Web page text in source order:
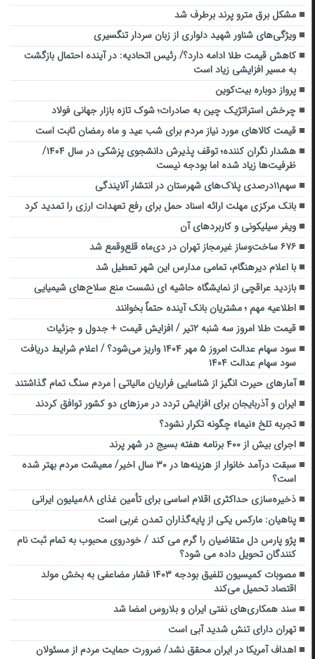
مشکل برق مترو پرند برطرف شد
ویژگی‌های شناور شهید دلواری از زبان سردار تنگسیری
کاهش قیمت طلا ادامه دارد؟/ رئیس اتحادیه: در آینده احتمال بازگشت
به مسیر افزایشی زیاد است
پرواز دوباره بیت‌کوین
چرخش استراتژیک چین به صادرات؛ شوک تازه بازار جهانی فولاد
قیمت کالاهای مورد نیاز مردم برای شب عید و ماه رمضان ثابت است
هشدار نگران کننده؛ توقف پذیرش دانشجوی پزشکی در سال ۱۴۰۴/
ظرفیت‌ها زیاد شده اما بودجه نیست
سهم۱۱درصدی پلاک‌های شهرستان در انتشار آلایندگی
بانک مرکزی مهلت ارائه اسناد حمل برای رفع تعهدات ارزی را تمدید کرد
ویفر سیلیکونی و کاربردهای آن
۶۷۶ ساخت‌وساز غیرمجاز تهران در دی‌ماه قلع‌وقمع شد
با اعلام دیرهنگام، تمامی مدارس این شهر تعطیل شد
بازدید عراقچی از نمایشگاه حاشیه ای نشست منع سلاح‌های شیمیایی
اطلاعیه مهم ؛ مشتریان بانک آینده حتماً بخوانند
قیمت طلا امروز سه شنبه ۲تیر / افزایش قیمت + جدول و جزئیات
سود سهام عدالت امروز ۵ مهر ۱۴۰۴ واریز می‌شود؟ / اعلام شرایط دریافت
سود سهام عدالت ۱۴۰۴
آمارهای حیرت‌ انگیز از شناسایی فراریان مالیاتی | مردم سنگ تمام گذاشتند
ایران و آذربایجان برای افزایش تردد در مرزهای دو کشور توافق کردند
تجربه تلخ «نیما» چگونه تکرار نشود؟
اجرای بیش از ۴۰۰ برنامه هفته بسیج در شهر پرند
سبقت درآمد خانوار از هزینه‌ها در ۳۰ سال اخیر/ معیشت مردم بهتر شده
است؟
ذخیره‌سازی حداکثری اقلام اساسی برای تأمین غذای ۸۸میلیون ایرانی
پناهیان: مارکس یکی از پایه‌گذاران تمدن غربی است
پژو پارس دل متقاضیان را گرم می کند / خودروی محبوب به تمام ثبت نام
کنندگان تحویل داده می شود؟
مصوبات کمیسیون تلفیق بودجه ۱۴۰۳ فشار مضاعفی به بخش مولد
اقتصاد تحمیل می‌کند
سند همکاری‌های نفتی ایران و بلاروس امضا شد
تهران دارای تنش شدید آبی است
اهداف آمریکا در ایران محقق نشد/ ضرورت حمایت مردم از مسئولان